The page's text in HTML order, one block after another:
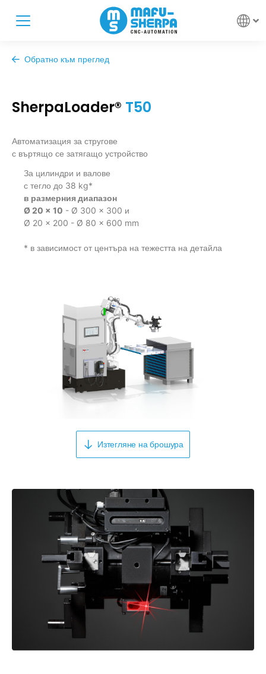
Обратно към преглед
SherpaLoader® T50
Автоматизация за стругове
с въртящо се затягащо устройство
За цилиндри и валове
с тегло до 38 kg*
в размерния диапазон
Ø 20 x 10 - Ø 300 x 300 и
Ø 20 x 200 - Ø 80 x 600 mm
* в зависимост от центъра на тежестта на детайла
Изтегляне на брошура